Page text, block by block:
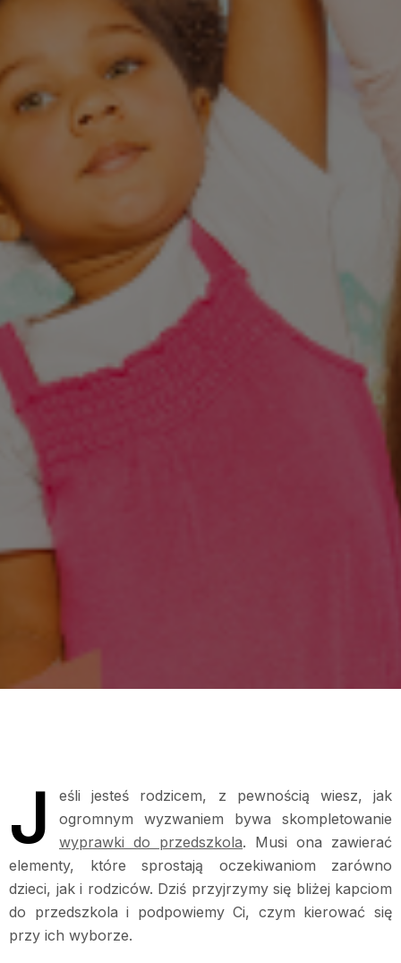
J
eśli jesteś rodzicem, z pewnością wiesz, jak
ogromnym wyzwaniem bywa skompletowanie
wyprawki do przedszkola. Musi ona zawierać
elementy, które sprostają oczekiwaniom zarówno
dzieci, jak i rodziców. Dziś przyjrzymy się bliżej kapciom
do przedszkola i podpowiemy Ci, czym kierować się
przy ich wyborze.